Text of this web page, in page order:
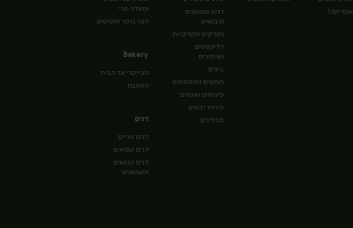
אמריקה!
דגים מעושנים
וכבושים
נקניקים ונקניקיות
דליקטסים
ושימורים
ביצים
חמוצים ומותססים
פיצוחים ואגוזים
פירות יבשים
תבלינים
ומעדני פרי
דגני בוקר וחטיפים
Bakery
הבייקרי עד הבית
הטאבון
דגים
דגים טריים
דגים קפואים
דגים כבושים
ומעושנים